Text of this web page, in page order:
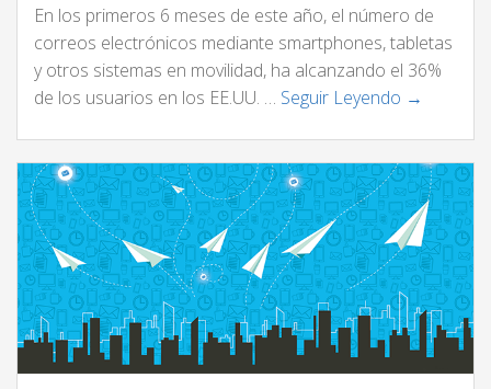
En los primeros 6 meses de este año, el número de
correos electrónicos mediante smartphones, tabletas
y otros sistemas en movilidad, ha alcanzando el 36%
de los usuarios en los EE.UU. … Seguir Leyendo →